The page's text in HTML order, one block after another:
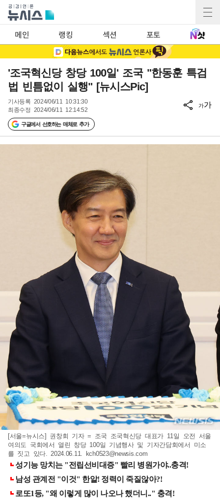
메인 랭킹 섹션 포토
'조국혁신당 창당 100일' 조국 "한동훈 특검
법 빈틈없이 실행" [뉴시스Pic]
기사등록 2024/06/11 10:31:30
최종수정 2024/06/11 12:14:52
구글에서 선호하는 매체로 추가
가가
[서울=뉴시스] 권창회 기자 = 조국 조국혁신당 대표가 11일 오전 서울
여의도 국회에서 열린 창당 100일 기념행사 및 기자간담회에서 미소
를 짓고 있다. 2024.06.11.
kch0523@newsis.com